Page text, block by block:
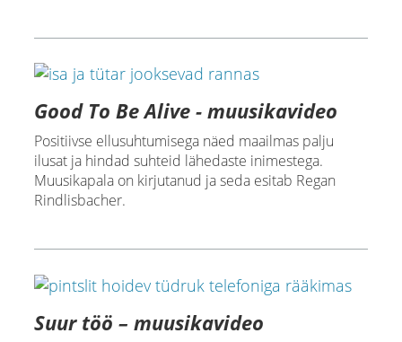
Good To Be Alive - muusikavideo
Positiivse ellusuhtumisega näed maailmas palju
ilusat ja hindad suhteid lähedaste inimestega.
Muusikapala on kirjutanud ja seda esitab Regan
Rindlisbacher.
Suur töö – muusikavideo